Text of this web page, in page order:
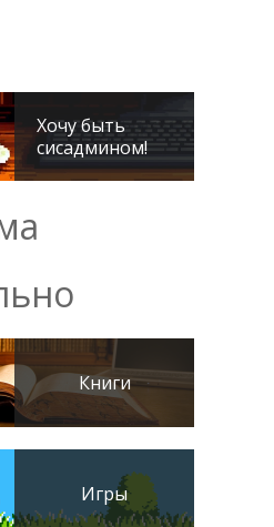
Хочу быть
сисадмином!
Книги
Игры